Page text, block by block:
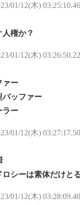
01/12(木) 03:25:10.46
権か？
01/12(木) 03:26:50.22
ァー
バッファー
ラー
01/12(木) 03:27:17.50
ロシーは素体だけと
01/12(木) 03:28:09.40